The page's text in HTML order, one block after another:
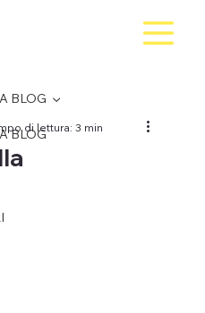
BLOG
BLOG
di lettura: 3 min